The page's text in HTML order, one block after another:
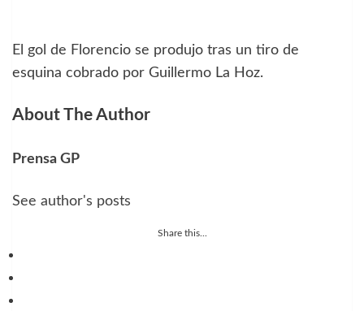
El gol de Florencio se produjo tras un tiro de
esquina cobrado por Guillermo La Hoz.
About The Author
Prensa GP
See author's posts
Share this...